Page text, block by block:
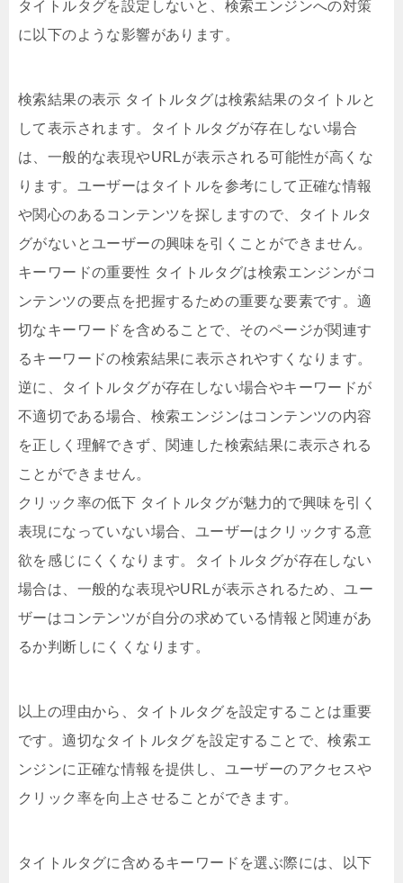
タイトルタグを設定しないと、検索エンジンへの対策
に以下のような影響があります。
検索結果の表示 タイトルタグは検索結果のタイトルと
して表示されます。タイトルタグが存在しない場合
は、一般的な表現やURLが表示される可能性が高くな
ります。ユーザーはタイトルを参考にして正確な情報
や関心のあるコンテンツを探しますので、タイトルタ
グがないとユーザーの興味を引くことができません。
キーワードの重要性 タイトルタグは検索エンジンがコ
ンテンツの要点を把握するための重要な要素です。適
切なキーワードを含めることで、そのページが関連す
るキーワードの検索結果に表示されやすくなります。
逆に、タイトルタグが存在しない場合やキーワードが
不適切である場合、検索エンジンはコンテンツの内容
を正しく理解できず、関連した検索結果に表示される
ことができません。
クリック率の低下 タイトルタグが魅力的で興味を引く
表現になっていない場合、ユーザーはクリックする意
欲を感じにくくなります。タイトルタグが存在しない
場合は、一般的な表現やURLが表示されるため、ユー
ザーはコンテンツが自分の求めている情報と関連があ
るか判断しにくくなります。
以上の理由から、タイトルタグを設定することは重要
です。適切なタイトルタグを設定することで、検索エ
ンジンに正確な情報を提供し、ユーザーのアクセスや
クリック率を向上させることができます。
タイトルタグに含めるキーワードを選ぶ際には、以下